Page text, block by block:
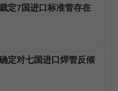
定7国进口标准管存在
定对七国进口焊管反倾